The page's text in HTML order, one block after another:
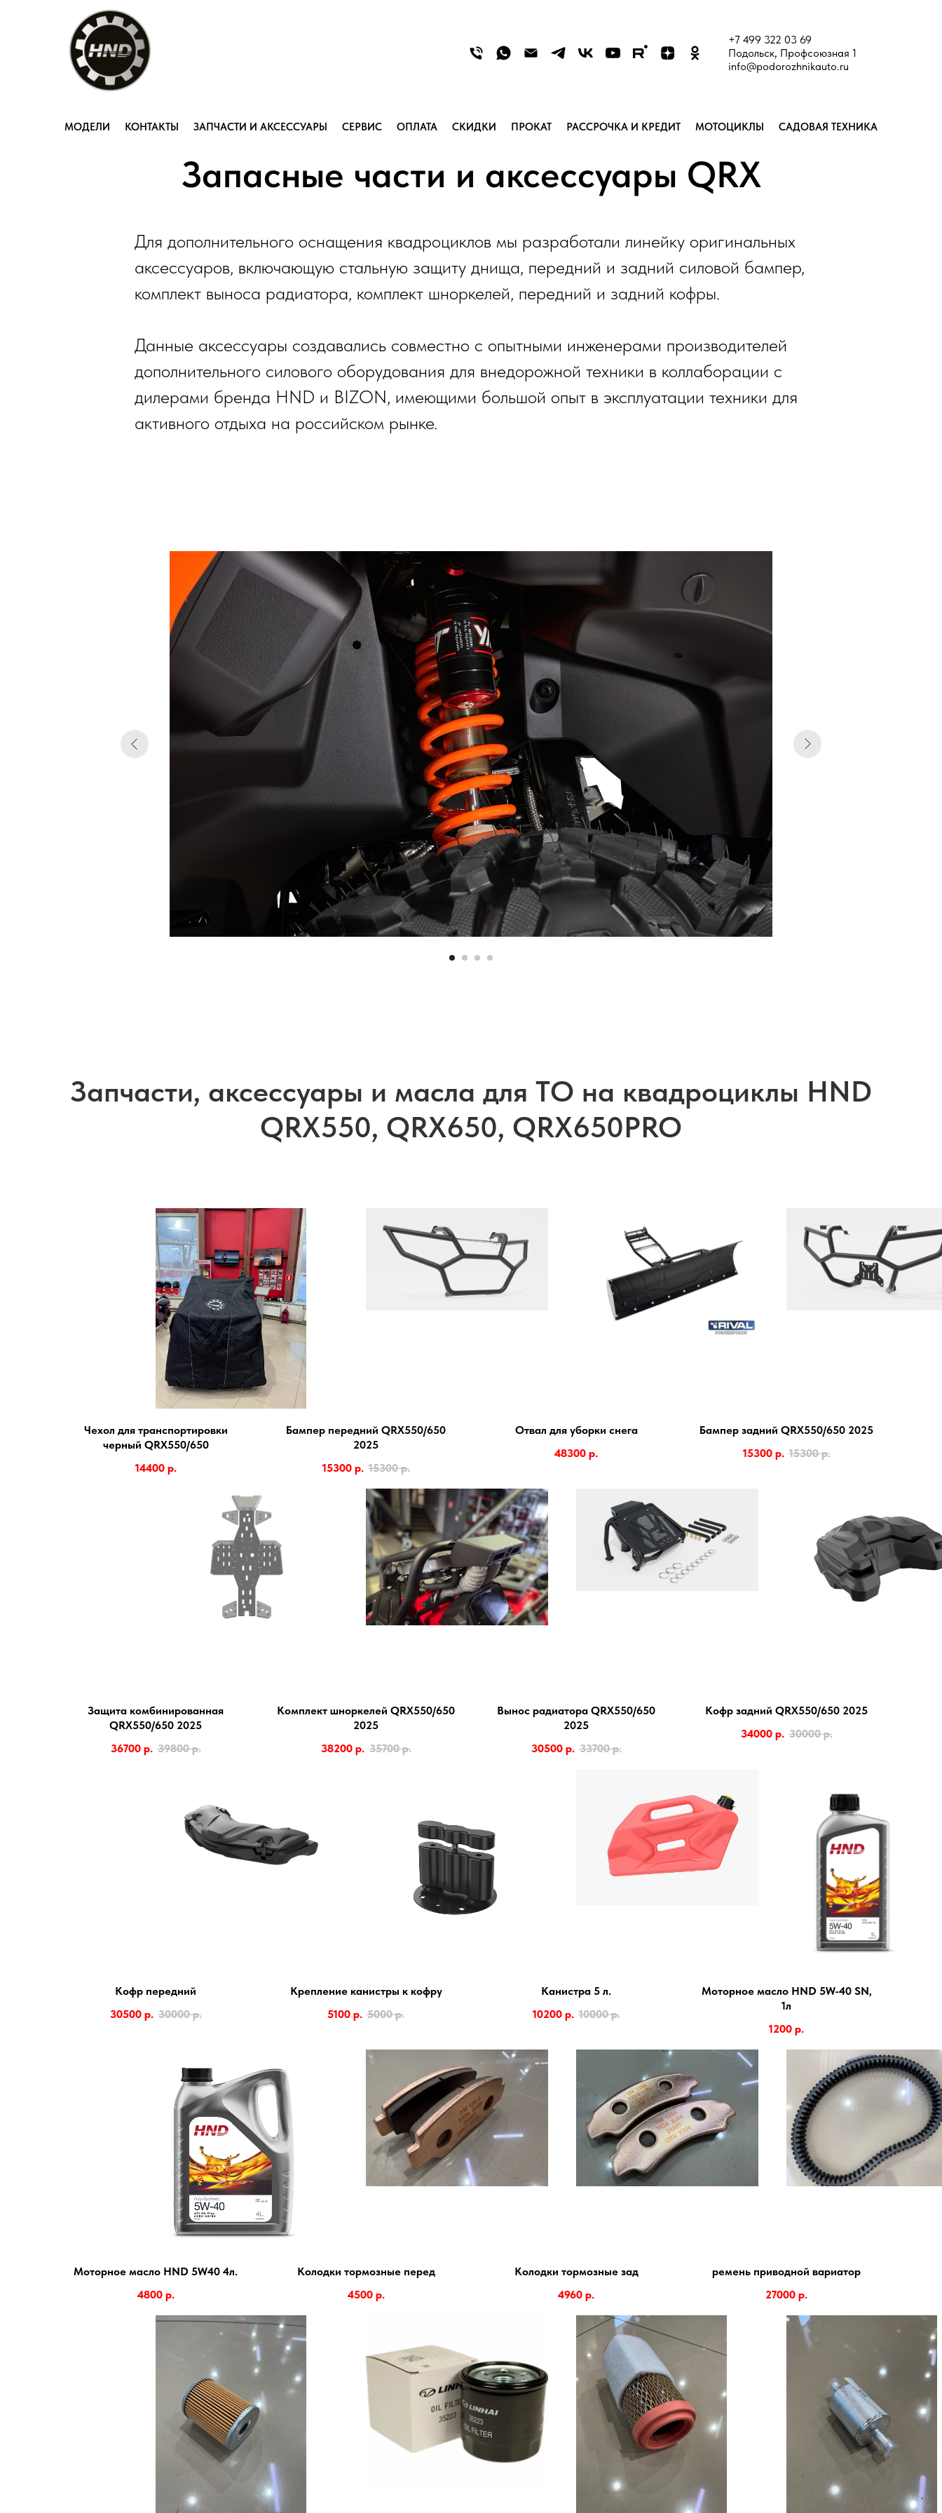
+7 499 322 03 69
Подольск, Профсоюзная 1
info@podorozhnikauto.ru
МОДЕЛИ КОНТАКТЫ ЗАПЧАСТИ И АКСЕССУАРЫ СЕРВИС ОПЛАТА СКИДКИ ПРОКАТ РАССРОЧКА И КРЕДИТ МОТОЦИКЛЫ САДОВАЯ ТЕХНИКА
Запасные части и аксессуары QRX
Для дополнительного оснащения квадроциклов мы разработали линейку оригинальных
аксессуаров, включающую стальную защиту днища, передний и задний силовой бампер,
комплект выноса радиатора, комплект шноркелей, передний и задний кофры.
Данные аксессуары создавались совместно с опытными инженерами производителей
дополнительного силового оборудования для внедорожной техники в коллаборации с
дилерами бренда HND и BIZON, имеющими большой опыт в эксплуатации техники для
активного отдыха на российском рынке.
Запчасти, аксессуары и масла для ТО на квадроциклы HND
QRX550, QRX650, QRX650PRO
Чехол для транспортировки
черный QRX550/650
14400 р.
Бампер передний QRX550/650
2025
15300 р. 15300 р.
Отвал для уборки снега
48300 р.
Бампер задний QRX550/650 2025
15300 р. 15300 р.
Защита комбинированная
QRX550/650 2025
36700 р. 39800 р.
Комплект шноркелей QRX550/650
2025
38200 р. 35700 р.
Вынос радиатора QRX550/650
2025
30500 р. 33700 р.
Кофр задний QRX550/650 2025
34000 р. 30000 р.
Кофр передний
30500 р. 30000 р.
Крепление канистры к кофру
5100 р. 5000 р.
Канистра 5 л.
10200 р. 10000 р.
Моторное масло HND 5W-40 SN,
1л
1200 р.
Моторное масло HND 5W40 4л.
4800 р.
Колодки тормозные перед
4500 р.
Колодки тормозные зад
4960 р.
ремень приводной вариатор
27000 р.